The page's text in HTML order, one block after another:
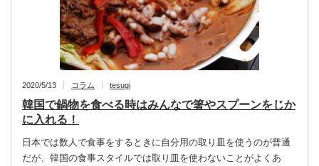
2020/5/13 コラム tesugi
韓国で鍋物を食べる時はみんなで箸やスプーンをじか
に入れる！
日本では数人で食事をするときに自分用の取り皿を使うのが普通
だが、韓国の食事スタイルでは取り皿を使わないことがよくあ